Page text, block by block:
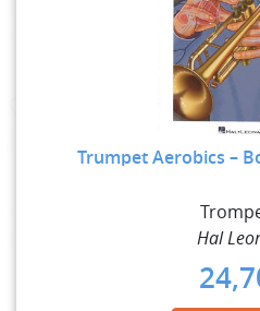
Trumpet Aerobics –
Hal